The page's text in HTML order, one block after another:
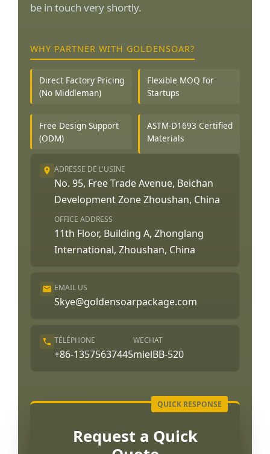
be in touch very shortly.
WHY PARTNER WITH GOLDENSOAR?
Direct Factory Pricing
(No Middleman)
Flexible MOQ for
Startups
Free Design Support
(ODM)
ASTM-D1693 Certified
Materials
ADRESSE DE L'USINE
No. 95, Free Trade Avenue, Beichan
Development Zone Zhoushan, China
OFFICE ADDRESS
11th Floor, Building A, Zhonglang
International, Zhoushan, China
EMAIL US
Skye@goldensoarpackage.com
TÉLÉPHONE
+86-13575637445
WECHAT
mielBB-520
Request a Quick